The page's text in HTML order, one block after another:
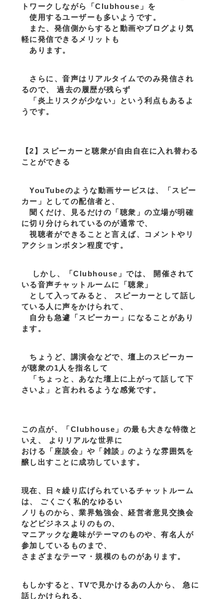
トワークしながら「Clubhouse」を
使用するユーザーも多いようです。
また、発信側からすると動画やブログより気
軽に発信できるメリットも
あります。
さらに、音声はリアルタイムでのみ発信され
るので、 過去の履歴が残らず
「炎上リスクが少ない」という利点もあるよ
うです。
【2】スピーカーと聴衆が自由自在に入れ替わる
ことができる
YouTubeのような動画サービスは、「スピー
カー」としての配信者と、
聞くだけ、見るだけの「聴衆」の立場が明確
に切り分けられているのが通常で、
視聴者ができることと言えば、コメントやリ
アクションボタン程度です。
しかし、「Clubhouse」では、 開催されて
いる音声チャットルームに「聴衆」
として入ってみると、 スピーカーとして話し
ている人に声をかけられて、
自分も急遽「スピーカー」になることがあり
ます。
ちょうど、講演会などで、壇上のスピーカー
が聴衆の1人を指名して
「ちょっと、あなた壇上に上がって話して下
さいよ」と言われるような感覚です。
この点が、「Clubhouse」の最も大きな特徴と
いえ、 よりリアルな世界に
おける「座談会」や「雑談」のような雰囲気を
醸し出すことに成功しています。
現在、日々繰り広げられているチャットルーム
は、 ごくごく私的なゆるい
ノリものから、業界勉強会、経営者意見交換会
などビジネスよりのもの、
マニアックな趣味がテーマのものや、有名人が
参加しているものまで、
さまざまなテーマ・規模のものがあります。
もしかすると、TVで見かけるあの人から、 急に
話しかけられる、